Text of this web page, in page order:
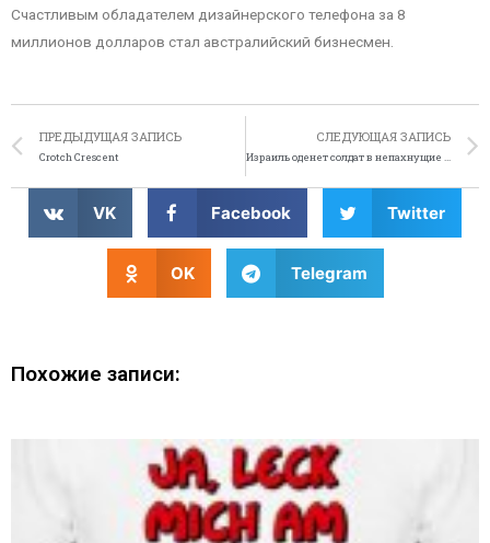
Счастливым обладателем дизайнерского телефона за 8
миллионов долларов стал австралийский бизнесмен.
ПРЕДЫДУЩАЯ ЗАПИСЬ
Crotch Crescent
СЛЕДУЮЩАЯ ЗАПИСЬ
Израиль оденет солдат в непахнущие носки
VK Facebook Twitter
OK Telegram
Похожие записи: